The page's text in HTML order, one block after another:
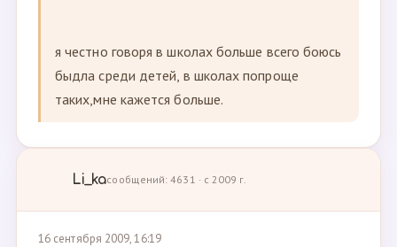
я честно говоря в школах больше всего боюсь
быдла среди детей, в школах попроще
таких,мне кажется больше.
Li_kaсообщений: 4631 · с 2009 г.
16 сентября 2009, 16:19